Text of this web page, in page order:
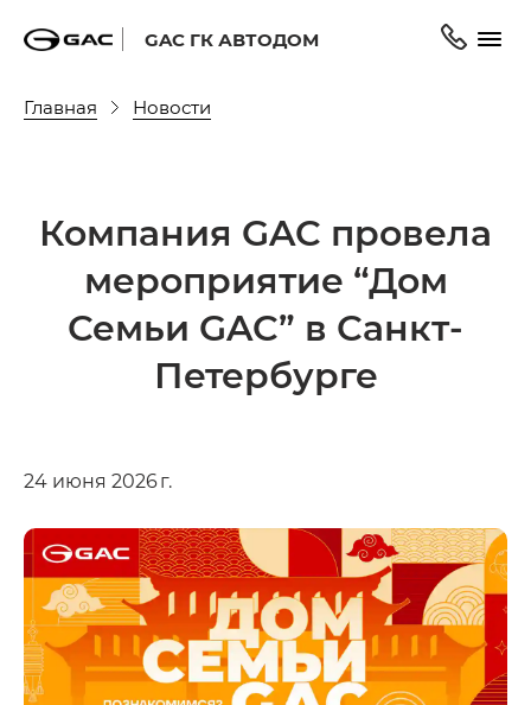
GAC ГК АВТОДОМ
Главная Новости
Компания GAC провела
мероприятие “Дом
Семьи GAC” в Санкт-
Петербурге
24 июня 2026 г.